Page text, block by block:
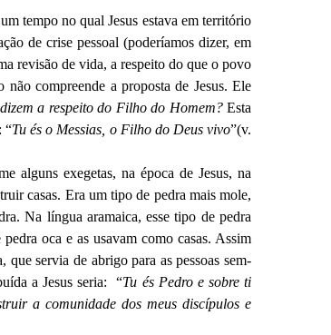
tempo no qual Jesus estava em território
de crise pessoal (poderíamos dizer, em
revisão de vida, a respeito do que o povo
compreende a proposta de Jesus. Ele
a respeito do Filho do Homem?Esta
“Tu és o Messias, o Filho do Deus vivo”(v.
alguns exegetas, na época de Jesus, na
casas. Era um tipo de pedra mais mole,
Na língua aramaica, esse tipo de pedra
oca e as usavam como casas. Assim
servia de abrigo para as pessoas sem-
a Jesus seria: “Tu és Pedro e sobre ti
a comunidade dos meus discípulos e